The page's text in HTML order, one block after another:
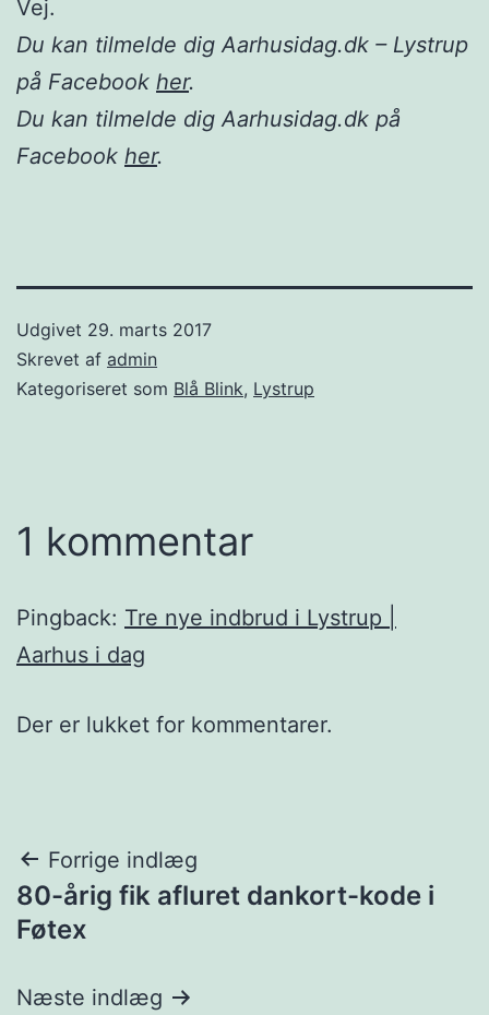
Vej.
Du kan tilmelde dig Aarhusidag.dk – Lystrup
på Facebook her.
Du kan tilmelde dig Aarhusidag.dk på
Facebook her.
Udgivet 29. marts 2017
Skrevet af admin
Kategoriseret som Blå Blink, Lystrup
1 kommentar
Pingback: Tre nye indbrud i Lystrup |
Aarhus i dag
Der er lukket for kommentarer.
Indlægsnavigation
Forrige indlæg
80-årig fik afluret dankort-kode i
Føtex
Næste indlæg